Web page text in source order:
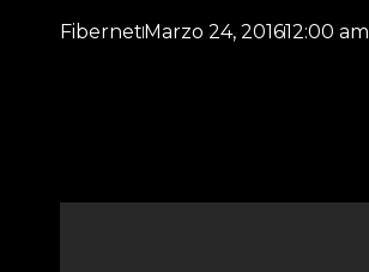
FibernetMarzo 24, 201612:00 am